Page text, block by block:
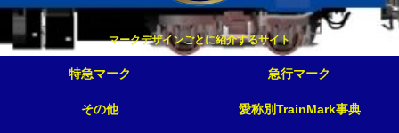
マークデザインごとに紹介するサイト
特急マーク 急行マーク
その他 愛称別TrainMark事典